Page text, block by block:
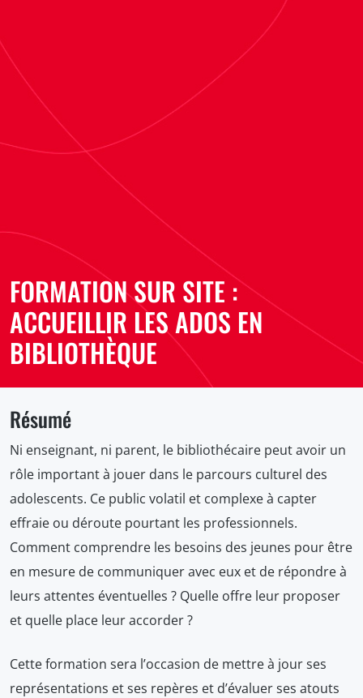
FORMATION SUR SITE :
ACCUEILLIR LES ADOS EN
BIBLIOTHÈQUE
Résumé
Ni enseignant, ni parent, le bibliothécaire peut avoir un
rôle important à jouer dans le parcours culturel des
adolescents. Ce public volatil et complexe à capter
effraie ou déroute pourtant les professionnels.
Comment comprendre les besoins des jeunes pour être
en mesure de communiquer avec eux et de répondre à
leurs attentes éventuelles ? Quelle offre leur proposer
et quelle place leur accorder ?
Cette formation sera l’occasion de mettre à jour ses
représentations et ses repères et d’évaluer ses atouts